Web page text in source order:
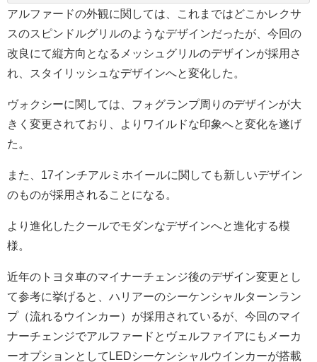
アルファードの外観に関しては、これまではどこかレクサ
スのスピンドルグリルのようなデザインだったが、今回の
改良にて縦方向となるメッシュグリルのデザインが採用さ
れ、スタイリッシュなデザインへと変化した。
ヴォクシーに関しては、フォグランプ周りのデザインが大
きく変更されており、よりワイルドな印象へと変化を遂げ
た。
また、17インチアルミホイールに関しても新しいデザイン
のものが採用されることになる。
より進化したクールでモダンなデザインへと進化する模
様。
近年のトヨタ車のマイナーチェンジ後のデザイン変更とし
て参考に挙げると、ハリアーのシーケンシャルターンラン
プ（流れるウインカー）が採用されているが、今回のマイ
ナーチェンジでアルファードとヴェルファイアにもメーカ
ーオプションとしてLEDシーケンシャルウインカーが搭載